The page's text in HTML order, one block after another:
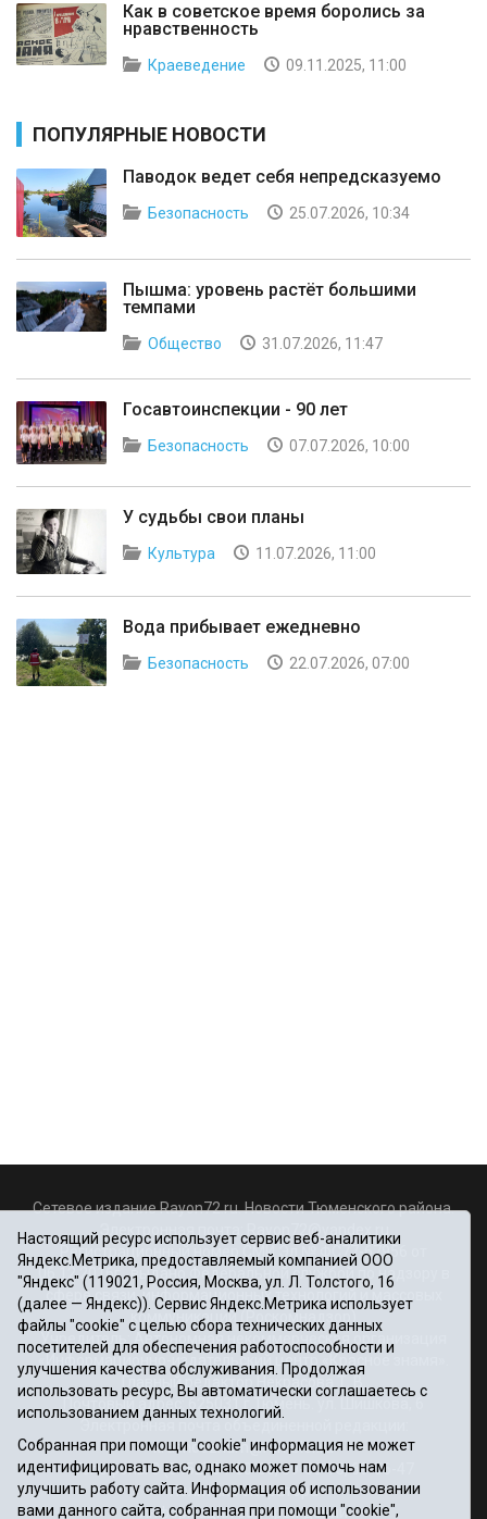
Как в советское время боролись за
нравственность
Краеведение 09.11.2025, 11:00
ПОПУЛЯРНЫЕ НОВОСТИ
Паводок ведет себя непредсказуемо
Безопасность 25.07.2026, 10:34
Пышма: уровень растёт большими
темпами
Общество 31.07.2026, 11:47
Госавтоинспекции - 90 лет
Безопасность 07.07.2026, 10:00
У судьбы свои планы
Культура 11.07.2026, 11:00
Вода прибывает ежедневно
Безопасность 22.07.2026, 07:00
Сетевое издание Rayon72.ru. Новости Тюменского района.
Rayon72@yandex.ru
Регистрационный номер СМИ Эл № ФС77-67956 от
06.12.2016г., выдано Федеральной службой по надзору в
сфере связи, информационных технологий и массовых
коммуникаций (Роскомнадзор)
Учредитель: Автономная некоммерческая организация
«Информационно-издательский центр «Красное знамя».
Главный редактор Некрасова Т. В.
Почтовый адрес: 625031 г.Тюмень. ул. Шишкова, 6
Электронная почта объединенной редакции:
krasnoeznam@rambler.ru
Телефоны 8 (3452) 34-80-60, 69-56-73, 69-56-47
Политика оператора
Информация об учреждении
Настоящий ресурс использует сервис веб-аналитики
Яндекс.Метрика, предоставляемый компанией ООО
"Яндекс" (119021, Россия, Москва, ул. Л. Толстого, 16
(далее — Яндекс)). Сервис Яндекс.Метрика использует
файлы "cookie" с целью сбора технических данных
посетителей для обеспечения работоспособности и
улучшения качества обслуживания. Продолжая
использовать ресурс, Вы автоматически соглашаетесь с
использованием данных технологий.
Собранная при помощи "cookie" информация не может
идентифицировать вас, однако может помочь нам
улучшить работу сайта. Информация об использовании
вами данного сайта, собранная при помощи "cookie",